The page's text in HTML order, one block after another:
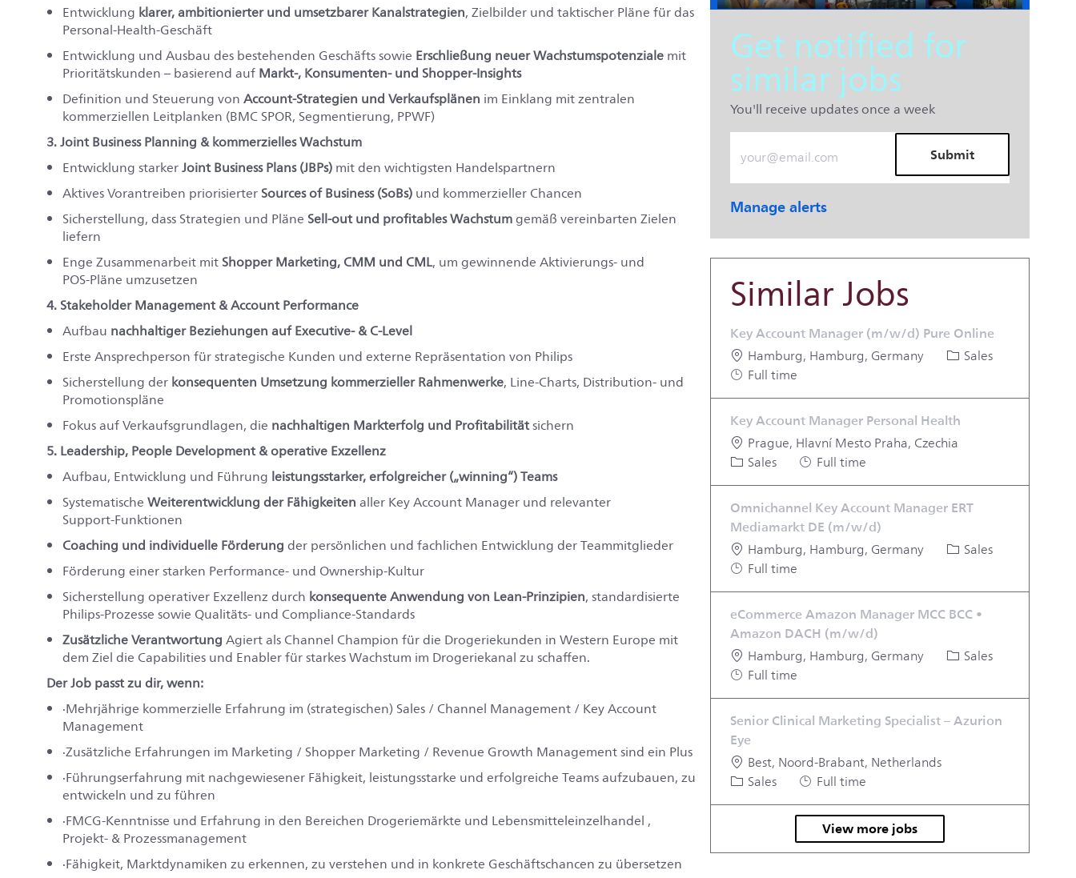
Entwicklung klarer, ambitionierter und umsetzbarer Kanalstrategien, Zielbilder und taktischer Pläne für das
Personal‑Health‑Geschäft
Entwicklung und Ausbau des bestehenden Geschäfts sowie Erschließung neuer Wachstumspotenzialemit
Prioritätskunden – basierend aufMarkt‑, Konsumenten‑ und Shopper‑Insights
Definition und Steuerung vonAccount‑Strategien und Verkaufsplänen im Einklang mit zentralen
kommerziellen Leitplanken (BMC SPOR, Segmentierung, PPWF)
3. Joint Business Planning & kommerzielles Wachstum
Entwicklung starkerJoint Business Plans (JBPs)mit den wichtigsten Handelspartnern
Aktives Vorantreiben priorisierterSources of Business (SoBs)und kommerzieller Chancen
Sicherstellung, dass Strategien und Pläne Sell‑out und profitables Wachstumgemäß vereinbarten Zielen
liefern
Enge Zusammenarbeit mitShopper Marketing, CMM und CML, um gewinnende Aktivierungs‑ und
POS‑Pläne umzusetzen
4. Stakeholder Management & Account Performance
Aufbau nachhaltiger Beziehungen auf Executive‑ & C‑Level
Erste Ansprechperson für strategische Kunden und externe Repräsentation von Philips
Sicherstellung derkonsequenten Umsetzung kommerzieller Rahmenwerke, Line‑Charts, Distribution‑ und
Promotionspläne
Fokus auf Verkaufsgrundlagen, die nachhaltigen Markterfolg und Profitabilitätsichern
5. Leadership, People Development & operative Exzellenz
Aufbau, Entwicklung und Führung leistungsstarker, erfolgreicher („winning“) Teams
SystematischeWeiterentwicklung der Fähigkeitenaller Key Account Manager und relevanter
Support‑Funktionen
Coaching und individuelle Förderungder persönlichen und fachlichen Entwicklung der Teammitglieder
Förderung einer starken Performance‑ und Ownership‑Kultur
Sicherstellung operativer Exzellenz durch konsequente Anwendung von Lean‑Prinzipien, standardisierte
Philips‑Prozesse sowie Qualitäts‑ und Compliance‑Standards
Zusätzliche VerantwortungAgiert als Channel Champion für die Drogeriekunden in Western Europe mit
dem Ziel die Capabilities und Enabler für starkes Wachstum im Drogeriekanal zu schaffen.
Der Job passt zu dir, wenn:
·Mehrjährige kommerzielle Erfahrung im (strategischen) Sales / Channel Management / Key Account
Management
·Zusätzliche Erfahrungen im Marketing / Shopper Marketing / Revenue Growth Management sind ein Plus
·Führungserfahrung mit nachgewiesener Fähigkeit, leistungsstarke und erfolgreiche Teams aufzubauen, zu
entwickeln und zu führen
·FMCG-Kenntnisse und Erfahrung in den Bereichen Drogeriemärkte und Lebensmitteleinzelhandel ,
Projekt- & Prozessmanagement
·Fähigkeit, Marktdynamiken zu erkennen, zu verstehen und in konkrete Geschäftschancen zu übersetzen
Get notified for
similar jobs
You'll receive updates once a week
Enter Email address (Required)
Submit
Manage alerts
Similar Jobs
Key Account Manager (m/w/d) Pure Online
Location
Hamburg, Hamburg, Germany Category
Sales
Job Type
Full time
Key Account Manager Personal Health
Location
Prague, Hlavní Mesto Praha, Czechia
Category
Sales Job Type
Full time
Omnichannel Key Account Manager ERT
Mediamarkt DE (m/w/d)
Location
Hamburg, Hamburg, Germany Category
Sales
Job Type
Full time
eCommerce Amazon Manager MCC BCC •
Amazon DACH (m/w/d)
Location
Hamburg, Hamburg, Germany Category
Sales
Job Type
Full time
Senior Clinical Marketing Specialist – Azurion
Eye
Location
Best, Noord-Brabant, Netherlands
Category
Sales Job Type
Full time
View more jobs